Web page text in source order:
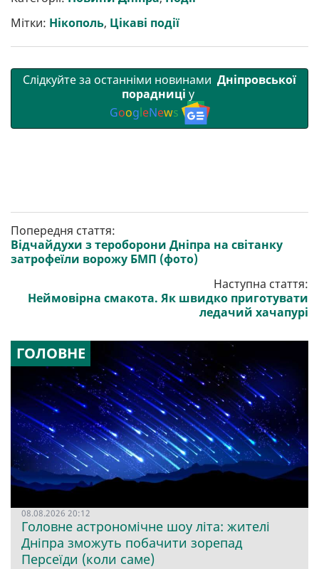
и
т
и
o
o
k
e
r
r
a
m
A
p
p
Мітки: Нікополь, Цікаві події
Слідкуйте за останніми новинами Дніпровської
порадниці у
GoogleNews
Попередня стаття:
Відчайдухи з тероборони Дніпра на світанку
затрофеїли ворожу БМП (фото)
Наступна стаття:
Неймовірна смакота. Як швидко приготувати
ледачий хачапурі
ГОЛОВНЕ
08.08.2026 20:12
Головне астрономічне шоу літа: жителі
Дніпра зможуть побачити зорепад
Персеїди (коли саме)